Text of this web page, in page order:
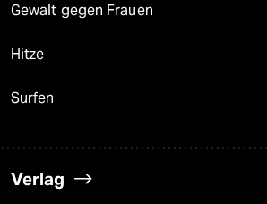
Gewalt gegen Frauen
Hitze
Surfen
Verlag